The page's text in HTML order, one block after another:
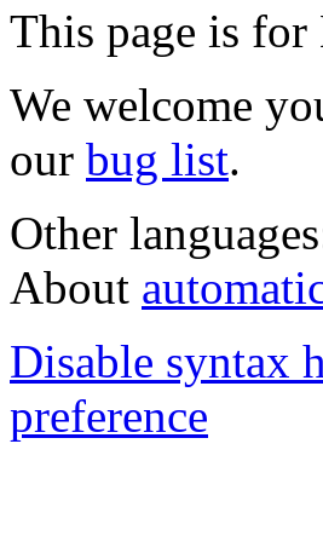
This page is
We welcome
our bug list.
Other
About
Disable syntax
preference